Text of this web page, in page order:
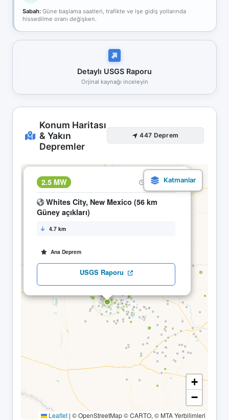
Sabah: Güne başlama saatleri, trafikte ve işe gidiş yollarında
hissedilme oranı değişken.
Detaylı USGS Raporu
Orjinal kaynağı inceleyin
Konum Haritası
& Yakın
Depremler
447 Deprem
2.5 MW 28.04 06:16
Whites City, New Mexico (56 km
Güney açıkları)
4.7 km
Ana Deprem
USGS Raporu
×
+
−
Leaflet | © OpenStreetMap © CARTO, © MTA Yerbilimleri